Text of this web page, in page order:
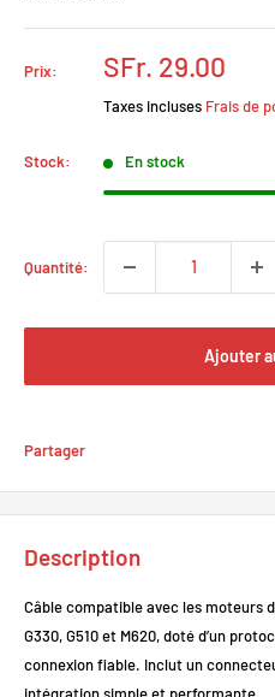
Prix:
Prix
réduit
SFr. 29.00
Taxes incluses Frais de
Stock: En stock
Quantité:
Ajouter
Partager
Description
Câble compatible avec les moteurs
G330, G510 et M620, doté d’un
connexion fiable. Inclut un